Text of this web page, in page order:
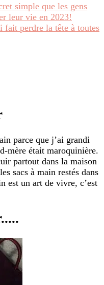
simple que les gens
leur vie en 2023!
fait perdre la tête à toutes
parce que j’ai grandi
mère était maroquinière.
partout dans la maison
sacs à main restés dans
est un art de vivre, c’est